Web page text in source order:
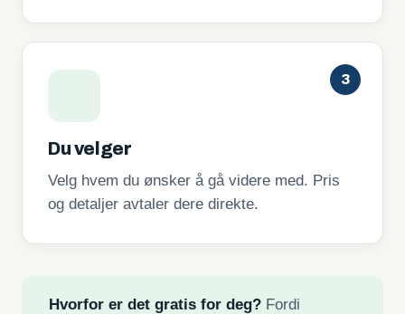
3
Du velger
Velg hvem du ønsker å gå videre med. Pris
og detaljer avtaler dere direkte.
Hvorfor er det gratis for deg?Fordi